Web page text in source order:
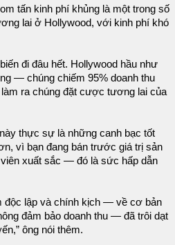
tấn kinh phí khủng là một trong số
lai ở Hollywood, với kinh phí khó
đi đâu hết. Hollywood hầu như
— chúng chiếm 95% doanh thu
ra chúng đặt cược tương lai của
thực sự là những canh bạc tốt
vì bạn đang bán trước giá trị sản
xuất sắc — đó là sức hấp dẫn
độc lập và chính kịch — về cơ bản
đảm bảo doanh thu — đã trôi dạt
ông nói thêm.